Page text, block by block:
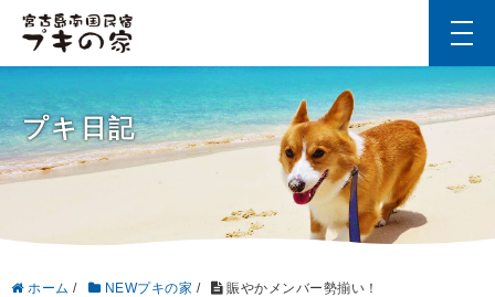
プキ日記
ホーム / NEWプキの家 / 賑やかメンバー勢揃い！
t
o
g
g
l
v
a